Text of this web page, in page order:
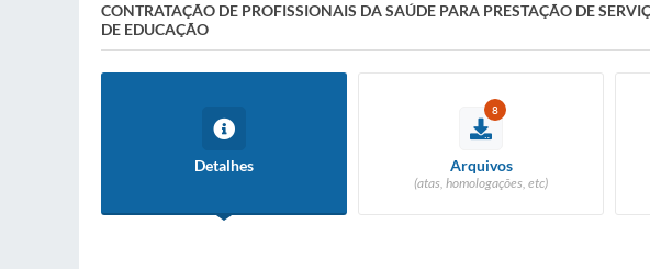
CONTRATAÇÃO DE PROFISSIONAIS DA SAÚDE PARA PRESTAÇÃO DE
DE EDUCAÇÃO
Detalhes
8
Arquivos
(atas, homologações, etc)